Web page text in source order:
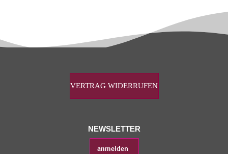
VERTRAG WIDERRUFEN
NEWSLETTER